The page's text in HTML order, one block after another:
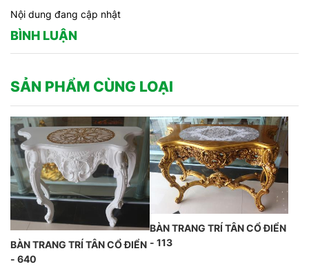
Nội dung đang cập nhật
BÌNH LUẬN
SẢN PHẨM CÙNG LOẠI
BÀN TRANG TRÍ TÂN CỔ ĐIỂN
- 640
BÀN TRANG TRÍ TÂN CỔ ĐIỂN
- 113